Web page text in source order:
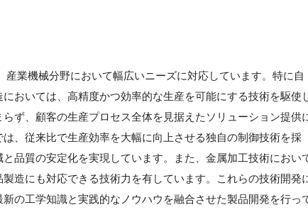
業機械分野において幅広いニーズに対応しています。特に自
おいては、高精度かつ効率的な生産を可能にする技術を駆使
ず、顧客の生産プロセス全体を見据えたソリューション提供
、従来比で生産効率を大幅に向上させる独自の制御技術を採
品質の安定化を実現しています。また、金属加工技術におい
造にも対応できる技術力を有しています。これらの技術開発
の工学知識と実践的なノウハウを融合させた製品開発を行っ